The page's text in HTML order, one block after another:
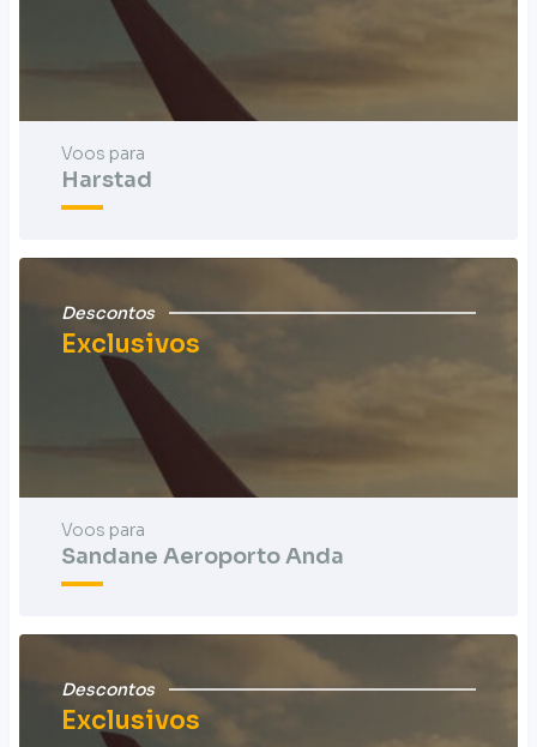
Voos para
Harstad
Descontos
Exclusivos
Voos para
Sandane Aeroporto Anda
Descontos
Exclusivos